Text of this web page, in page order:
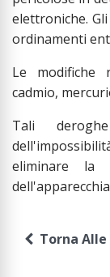
elettroniche.
ordinamenti
Le modifiche
cadmio,
Tali
eliminare la
Torna